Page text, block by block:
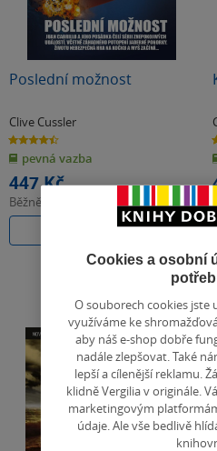
Poslední možnost
Clive Cussler
4.5
z
5
hvězdiček
pevná vazba
447 Kč
Běžně
Do košíku
z
5
Cookies a osobní
O souborech cookies jste
využíváme ke
aby náš e-shop dobře
nadále zlepšovat. Také
lepší a cílenější reklamu.
klidně Vergilia v originále.
marketingovým
údaje. Ale vše bedlivě